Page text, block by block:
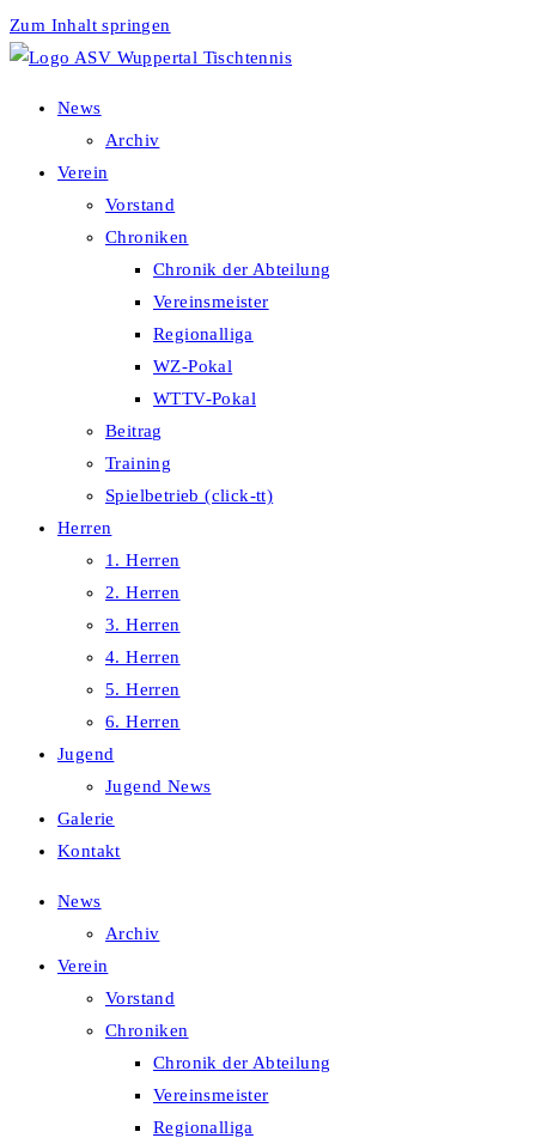
Zum Inhalt springen
News
Archiv
Verein
Vorstand
Chroniken
Chronik der Abteilung
Vereinsmeister
Regionalliga
WZ-Pokal
WTTV-Pokal
Beitrag
Training
Spielbetrieb (click-tt)
Herren
1. Herren
2. Herren
3. Herren
4. Herren
5. Herren
6. Herren
Jugend
Jugend News
Galerie
Kontakt
News
Archiv
Verein
Vorstand
Chroniken
Chronik der Abteilung
Vereinsmeister
Regionalliga